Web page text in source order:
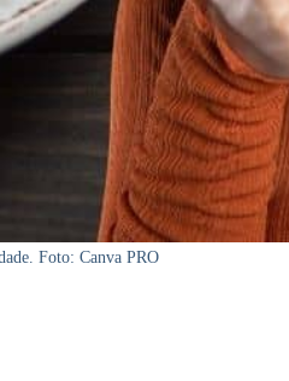
Foto: Canva PRO